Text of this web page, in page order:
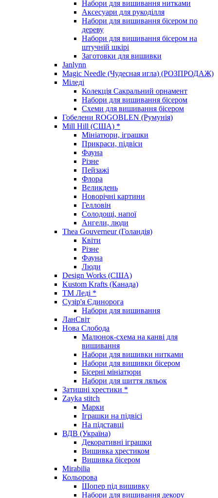
Набори для вишивання нитками
Аксесуари для рукоділля
Набори для вишивання бісером по
дереву
Набори для вишивання бісером на
штучній шкірі
Заготовки для вишивки
Janlynn
Magic Needle (Чудесная игла) (РОЗПРОДАЖ)
Міледі
Колекція Сакральний орнамент
Набори для вишивання бісером
Схеми для вишивання бісером
Гобелени ROGOBLEN (Румунія)
Mill Hill (США) *
Мініатюри, іграшки
Прикраси, підвіси
Фауна
Різне
Пейзажі
Флора
Великдень
Новорічні картини
Гелловін
Солодощі, напої
Ангели, люди
Thea Gouverneur (Голандія)
Квіти
Різне
Фауна
Люди
Design Works (США)
Kustom Krafts (Канада)
ТМ Леді *
Сузір'я Єдинорога
Набори для вишивання
ЛанСвіт
Нова Слобода
Малюнок-схема на канві для
вишивання
Набори для вишивки нитками
Набори для вишивки бісером
Бісерні мініатюри
Набори для шиття ляльок
Затишні хрестики *
Zayka stitch
Марки
Іграшки на підвісі
На підставці
ВДВ (Україна)
Декоративні іграшки
Вишивка хрестиком
Вишивка бісером
Mirabilia
Кольорова
Шопер під вишивку
Набори для вишивання декору